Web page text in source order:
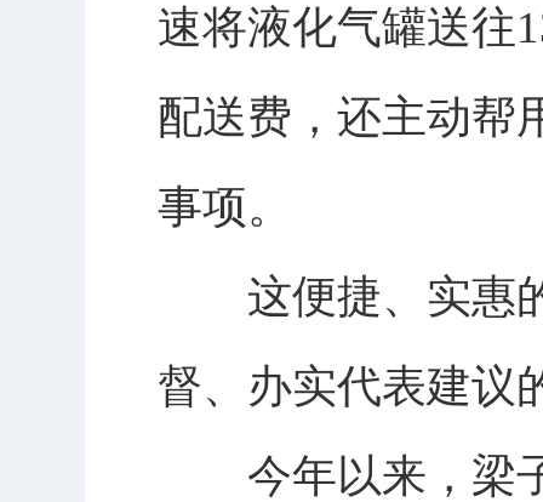
速将液化气罐送往
配送费，还主动帮
事项。
这便捷、实惠的
督、办实代表建议
今年以来，梁子